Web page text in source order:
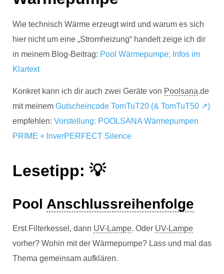
Wie technisch Wärme erzeugt wird und warum es sich
hier nicht um eine „Stromheizung“ handelt zeige ich dir
in meinem Blog-Beitrag: Pool Wärmepumpe; Infos im
Klartext
Konkret kann ich dir auch zwei Geräte von Poolsana.de
mit meinem Gutscheincode TomTuT20 (& TomTuT50 ↗)
empfehlen: Vorstellung: POOLSANA Wärmepumpen
PRIME + InverPERFECT Silence
Lesetipp: 💡
Pool Anschlussreihenfolge
Erst Filterkessel, dann UV-Lampe. Oder UV-Lampe
vorher? Wohin mit der Wärmepumpe? Lass und mal das
Thema gemeinsam aufklären.